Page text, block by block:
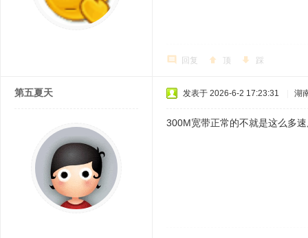
回复 顶 踩
第五夏天 发表于 2026-6-2 17:23:31 湖
300M宽带正常的不就是这么多